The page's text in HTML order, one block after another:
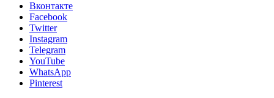
Вконтакте
Facebook
Twitter
Instagram
Telegram
YouTube
WhatsApp
Pinterest